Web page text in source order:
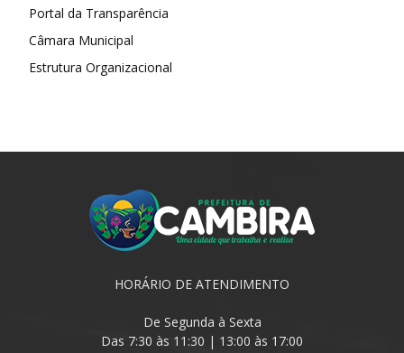
Portal da Transparência
Câmara Municipal
Estrutura Organizacional
HORÁRIO DE ATENDIMENTO
De Segunda à Sexta
Das 7:30 às 11:30 | 13:00 às 17:00